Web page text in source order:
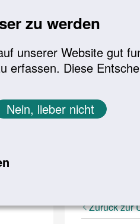
zu werden
unserer Website gut
erfassen. Diese
Nein, lieber nicht
Meldungen
Zurück zur